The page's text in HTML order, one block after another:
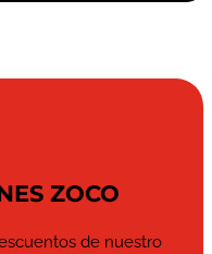
ZOCO
de nuestro